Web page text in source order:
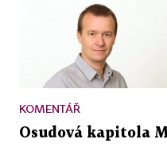
KOMENTÁŘ
Osudová kapitola